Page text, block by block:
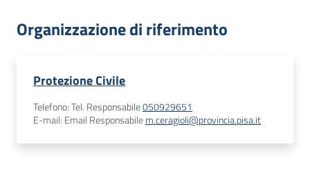
Organizzazione di riferimento
Protezione Civile
Telefono:Tel. Responsabile050929651
E-mail: Email Responsabilem.ceragioli@provincia.pisa.it